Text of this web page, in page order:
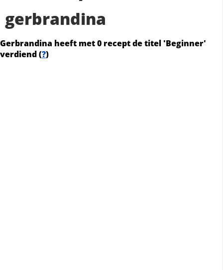
gerbrandina
Gerbrandina heeft met 0 recept de titel 'Beginner'
verdiend (?)